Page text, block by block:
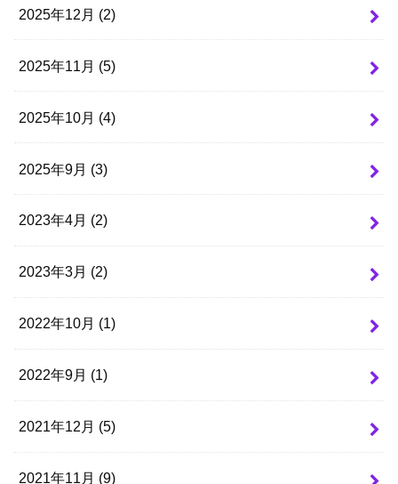
2025年12月 (2)
2025年11月 (5)
2025年10月 (4)
2025年9月 (3)
2023年4月 (2)
2023年3月 (2)
2022年10月 (1)
2022年9月 (1)
2021年12月 (5)
2021年11月 (9)